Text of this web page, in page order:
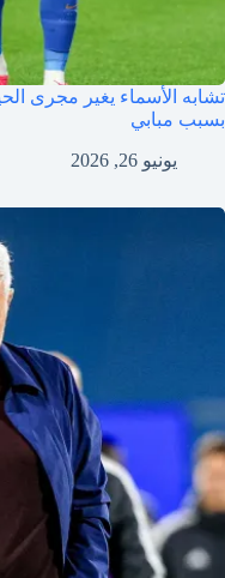
تشابه الأسماء يغير مجرى
بسبب مبابي
يونيو 26, 2026